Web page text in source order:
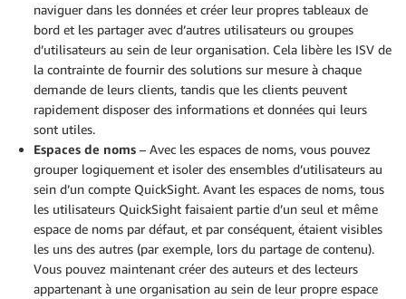
naviguer dans les données et créer leur propres tableaux de
bord et les partager avec d’autres utilisateurs ou groupes
d’utilisateurs au sein de leur organisation. Cela libère les ISV de
la contrainte de fournir des solutions sur mesure à chaque
demande de leurs clients, tandis que les clients peuvent
rapidement disposer des informations et données qui leurs
sont utiles.
Espaces de noms – Avec les espaces de noms, vous pouvez
grouper logiquement et isoler des ensembles d’utilisateurs au
sein d’un compte QuickSight. Avant les espaces de noms, tous
les utilisateurs QuickSight faisaient partie d’un seul et même
espace de noms par défaut, et par conséquent, étaient visibles
les uns des autres (par exemple, lors du partage de contenu).
Vous pouvez maintenant créer des auteurs et des lecteurs
appartenant à une organisation au sein de leur propre espace